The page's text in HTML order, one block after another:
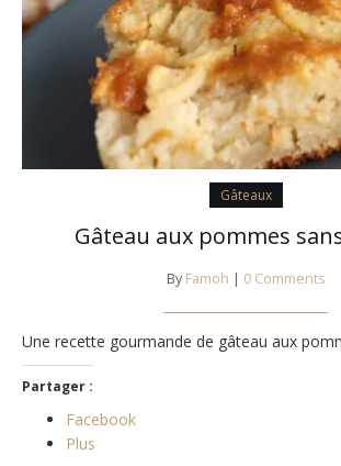
Gâteaux
Gâteau aux pommes
By Famoh | 0 Comments
Une recette gourmande de gâteau aux
Partager :
Facebook
Plus